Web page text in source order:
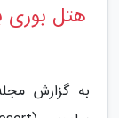
هتل بوری
به گزارش